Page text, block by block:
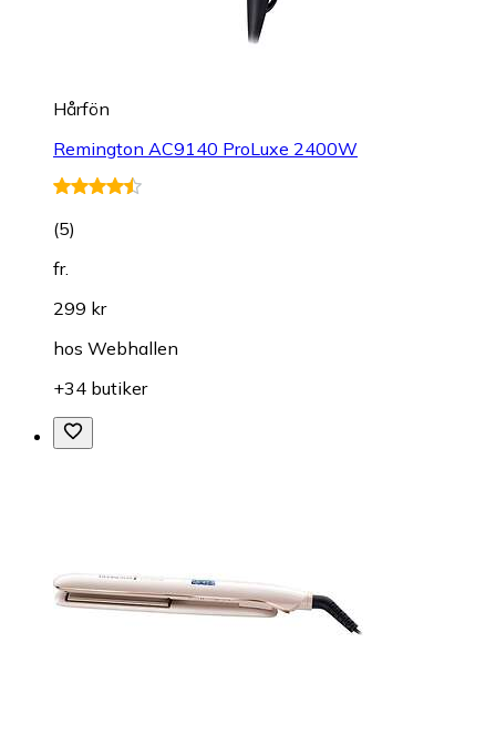
Hårfön
Remington AC9140 ProLuxe 2400W
(5)
fr.
299 kr
hos Webhallen
+34 butiker